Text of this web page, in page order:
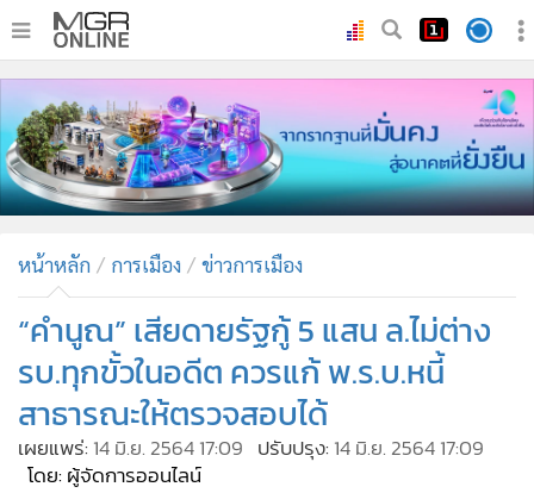
• ทันเหตุการณ์
• ภาคใต้
• ภูมิภาค
• บันเทิง
ผู้จัดการรายวัน
คอลัมนิสต์
• ละคร
• CbizReview
• Cyber BIZ
หน้าหลัก การเมือง ข่าวการเมือง
“คำนูณ” เสียดายรัฐกู้ 5 แสน ล.ไม่ต่าง
รบ.ทุกขั้วในอดีต ควรแก้ พ.ร.บ.หนี้
สาธารณะให้ตรวจสอบได้
เผยแพร่: 14 มิ.ย. 2564 17:09 ปรับปรุง: 14 มิ.ย. 2564 17:09
โดย: ผู้จัดการออนไลน์